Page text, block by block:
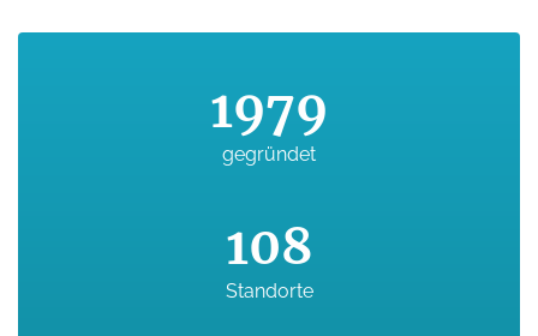
1979
gegründet
108
Standorte